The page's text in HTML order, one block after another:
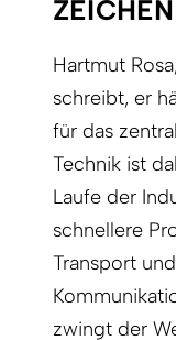
Hartmut
schreibt, er
für das
Technik ist
Laufe der
schnellere
Transport
zwingt der